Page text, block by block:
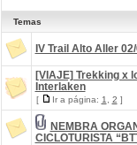
Temas
IV Trail Alto Aller
[VIAJE] Trekking x
Interlaken
[ Ir a página: 1 2 ]
NEMBRA
CICLOTURISTA